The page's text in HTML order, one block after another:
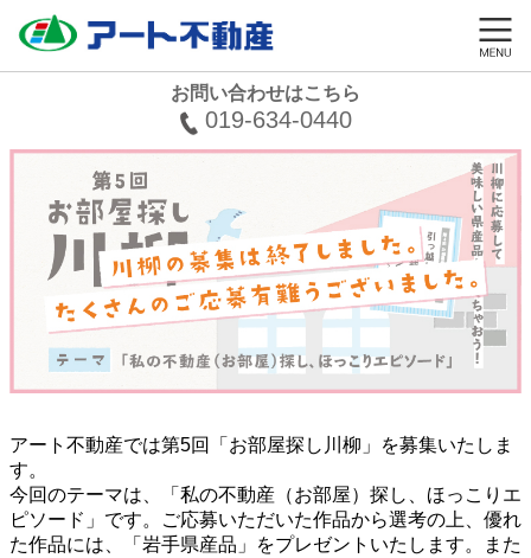
お問い合わせはこちら
019-634-0440
アート不動産では第5回「お部屋探し川柳」を募集いたしま
す。
今回のテーマは、「私の不動産（お部屋）探し、ほっこりエ
ピソード」です。ご応募いただいた作品から選考の上、優れ
た作品には、「岩手県産品」をプレゼントいたします。また